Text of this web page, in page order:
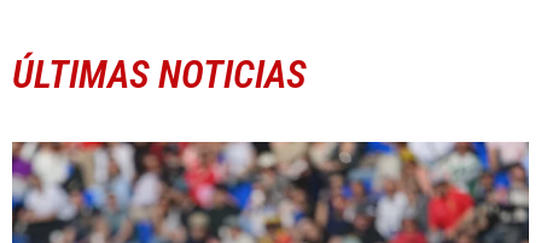
ÚLTIMAS NOTICIAS